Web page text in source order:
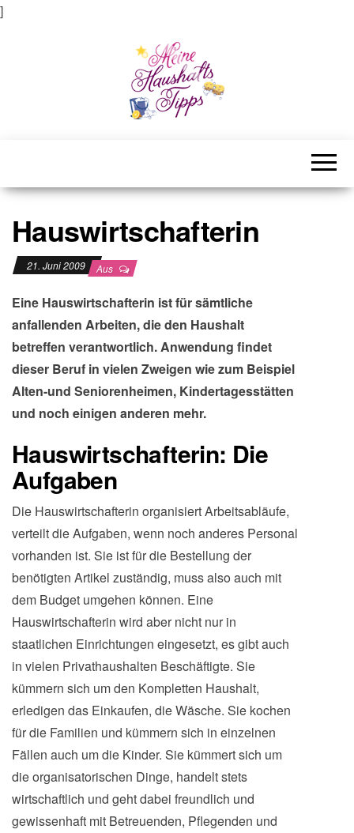
]
Hauswirtschafterin
21. Juni 2009 Aus
Eine Hauswirtschafterin ist für sämtliche
anfallenden Arbeiten, die den Haushalt
betreffen verantwortlich. Anwendung findet
dieser Beruf in vielen Zweigen wie zum Beispiel
Alten-und Seniorenheimen, Kindertagesstätten
und noch einigen anderen mehr.
Hauswirtschafterin: Die
Aufgaben
Die Hauswirtschafterin organisiert Arbeitsabläufe,
verteilt die Aufgaben, wenn noch anderes Personal
vorhanden ist. Sie ist für die Bestellung der
benötigten Artikel zuständig, muss also auch mit
dem Budget umgehen können. Eine
Hauswirtschafterin wird aber nicht nur in
staatlichen Einrichtungen eingesetzt, es gibt auch
in vielen Privathaushalten Beschäftigte. Sie
kümmern sich um den Kompletten Haushalt,
erledigen das Einkaufen, die Wäsche. Sie kochen
für die Familien und kümmern sich in einzelnen
Fällen auch um die Kinder. Sie kümmert sich um
die organisatorischen Dinge, handelt stets
wirtschaftlich und geht dabei freundlich und
gewissenhaft mit Betreuenden, Pflegenden und